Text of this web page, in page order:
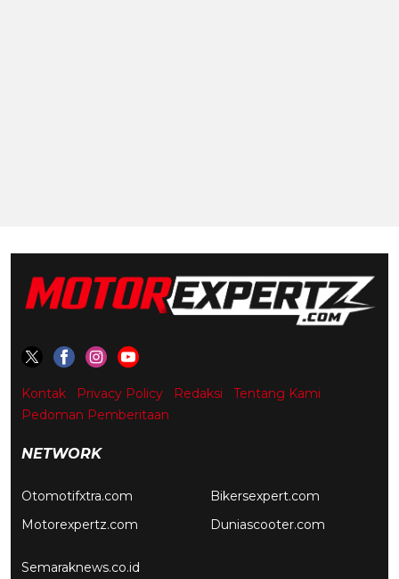
Kontak Privacy Policy Redaksi
Tentang Kami
Pedoman Pemberitaan
NETWORK
Otomotifxtra.com
Motorexpertz.com
Bikersexpert.com
Duniascooter.com
Semaraknews.co.id